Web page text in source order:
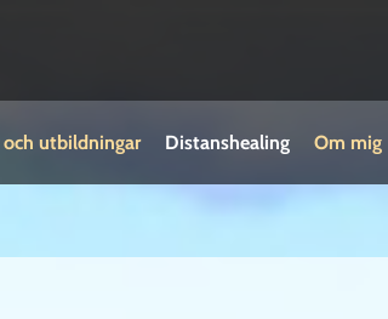
och utbildningar Distanshealing Om mig